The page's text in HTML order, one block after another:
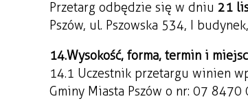
Przetarg odbędzie się w dniu 21
Pszów, ul. Pszowska 534, I
14. Wysokość, forma, termin i
14.1 Uczestnik przetargu winien
Gminy Miasta Pszów o nr: 07